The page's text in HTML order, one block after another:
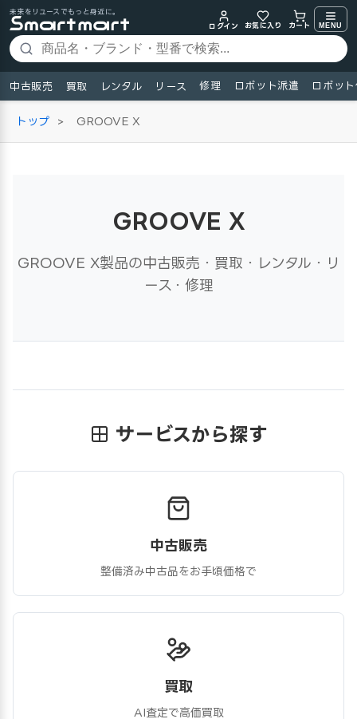
未来をリユースでもっと身近に。
ログイン
お気に入り カート MENU
中古販売 買取 レンタル リース 修理 ロボット派遣 ロボッ
トップ > GROOVE X
GROOVE X
GROOVE X製品の中古販売・買取・レンタル・リ
ース・修理
サービスから探す
中古販売
整備済み中古品をお手頃価格で
買取
AI査定で高価買取